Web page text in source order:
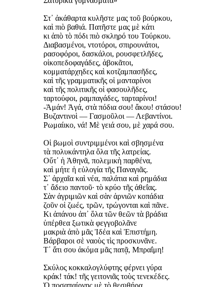
Στ᾿ ἀκάθαρτα κυλῆστε μας τοῦ βούρκου,
καὶ πιὸ βαθιά. Πατῆστε μας μὲ κάτι
κι ἀπὸ τὸ πόδι πιὸ σκληρό του Τούρκου.
Διαβασμένοι, ντοτόροι, σπιρουνάτοι,
ρασοφόροι, δασκάλοι, ρουσφετλῆδες,
οἰκοπεδοφαγάδες, ἀβοκᾶτοι,
κομματάρχηδες καὶ κοτζαμπασῆδες,
καὶ τῆς γραμματικῆς οἱ μανταρίνοι
καὶ τῆς πολιτικῆς οἱ φασουλῆδες,
ταρτούφοι, ραμπαγάδες, ταρταρίνοι!
-Ἀμάν! Ἀγά, στὰ πόδια σου! ἄκου! στάσου!
Βυζαντινοὶ — Γασμοῦλοι — Λεβαντίνοι.
Ρωμαίικο, νά! Μὲ γειά σου, μὲ χαρά σου.
Οἱ βωμοὶ συντριμμένοι καὶ σβησμένα
τὰ πολυκάντηλα ὅλα τῆς λατρείας.
Οὔτ᾿ ἡ Ἀθηνᾶ, πολεμικὴ παρθένα,
καὶ μήτε ἡ εὐλογία τῆς Παναγιᾶς.
Σ᾿ ἀρχαῖα καὶ νέα, παλάτια καὶ ρημάδια
τ᾿ ἄδειο παντοῦ· τὸ κρύο τῆς ἀθεΐας.
Σὰν ἀγριμιῶν καὶ σὰν ἀρνιῶν κοπάδια
ζοῦν οἱ ζωές, τρῶν, τρώγονται καὶ πᾶνε.
Κι ἀπάνου ἀπ᾿ ὅλα τῶν θεῶν τὰ βράδια
ὑπέρθεα ξωτικὰ φεγγοβολᾶνε
μακριὰ ἀπὸ μᾶς Ἰδέα καὶ Ἐπιστήμη.
Βάρβαροι σὲ ναοὺς τὶς προσκυνᾶνε.
Τ᾿ ἄτι σου ἀκόμα μᾶς πατᾷ, Μπραΐμη!
Σκύλος κοκκαλογλύφτης φέρνει γύρα
κράκ! τάκ! τῆς γειτονιᾶς τοὺς τενεκέδες.
Ὁ ποσαπαίρνης μὲ τὸ θεσιθήρα